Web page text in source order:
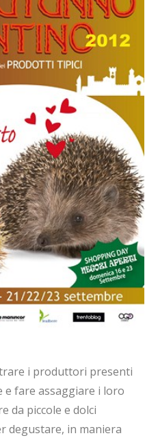
i produttori presenti
e fare assaggiare i loro
da piccole e dolci
degustare, in maniera